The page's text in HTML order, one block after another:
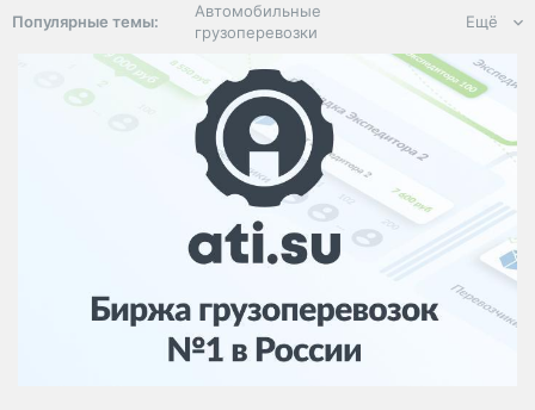
Популярные темы:
Автомобильные
грузоперевозки
Региональная
логистика
ЭДО, ИТ в
логистике
Дороги,
инфраструктура
Логистика, грузы
Негабаритные и
опасные грузы
Безопасность и
Ещё